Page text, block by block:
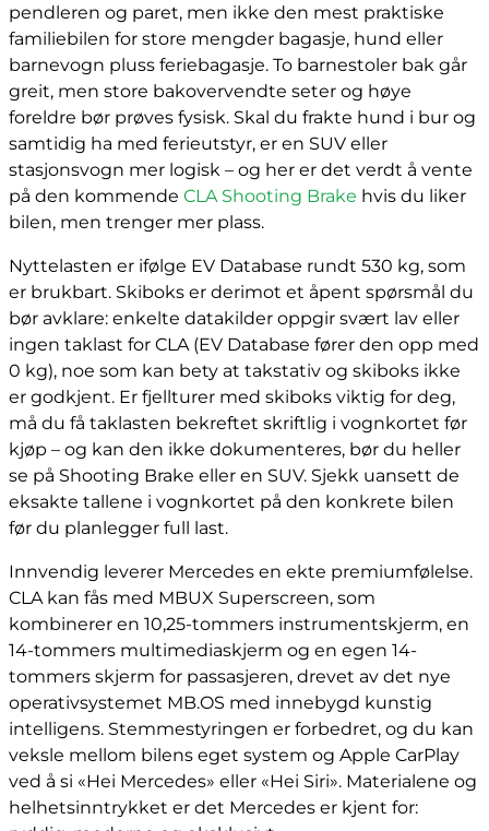
pendleren og paret, men ikke den mest praktiske
familiebilen for store mengder bagasje, hund eller
barnevogn pluss feriebagasje. To barnestoler bak går
greit, men store bakovervendte seter og høye
foreldre bør prøves fysisk. Skal du frakte hund i bur og
samtidig ha med ferieutstyr, er en SUV eller
stasjonsvogn mer logisk – og her er det verdt å vente
på den kommende CLA Shooting Brake hvis du liker
bilen, men trenger mer plass.
Nyttelasten er ifølge EV Database rundt 530 kg, som
er brukbart. Skiboks er derimot et åpent spørsmål du
bør avklare: enkelte datakilder oppgir svært lav eller
ingen taklast for CLA (EV Database fører den opp med
0 kg), noe som kan bety at takstativ og skiboks ikke
er godkjent. Er fjellturer med skiboks viktig for deg,
må du få taklasten bekreftet skriftlig i vognkortet før
kjøp – og kan den ikke dokumenteres, bør du heller
se på Shooting Brake eller en SUV. Sjekk uansett de
eksakte tallene i vognkortet på den konkrete bilen
før du planlegger full last.
Innvendig leverer Mercedes en ekte premiumfølelse.
CLA kan fås med MBUX Superscreen, som
kombinerer en 10,25-tommers instrumentskjerm, en
14-tommers multimediaskjerm og en egen 14-
tommers skjerm for passasjeren, drevet av det nye
operativsystemet MB.OS med innebygd kunstig
intelligens. Stemmestyringen er forbedret, og du kan
veksle mellom bilens eget system og Apple CarPlay
ved å si «Hei Mercedes» eller «Hei Siri». Materialene og
helhetsinntrykket er det Mercedes er kjent for: